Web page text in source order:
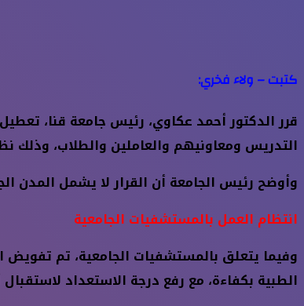
كتبت – ولاء فخري:
قرر الدكتور أحمد عكاوي، رئيس جامعة قنا،
التدريس ومعاونيهم والعاملين والطلاب، وذلك
وأوضح رئيس الجامعة أن القرار لا يشمل المدن
انتظام العمل بالمستشفيات الجامعية
وفيما يتعلق بالمستشفيات الجامعية، تم تفويض
الطبية بكفاءة، مع رفع درجة الاستعداد